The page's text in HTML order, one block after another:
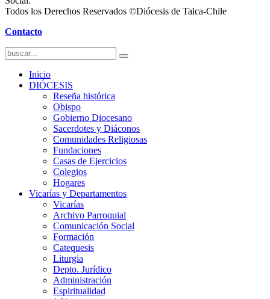
Todos los Derechos Reservados ©Diócesis de Talca-Chile
Contacto
Inicio
DIÓCESIS
Reseña histórica
Obispo
Gobierno Diocesano
Sacerdotes y Diáconos
Comunidades Religiosas
Fundaciones
Casas de Ejercicios
Colegios
Hogares
Vicarías y Departamentos
Vicarías
Archivo Parroquial
Comunicación Social
Formación
Catequesis
Liturgia
Depto. Jurídico
Administración
Espiritualidad